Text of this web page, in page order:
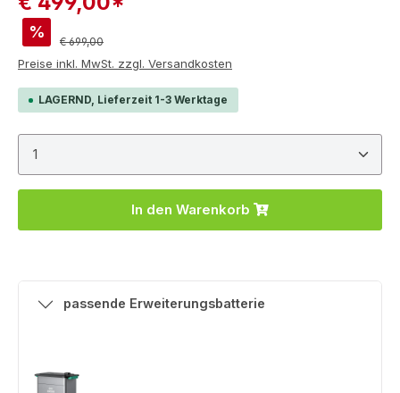
% Regulärer Preis:
€ 699,00
Preise inkl. MwSt. zzgl. Versandkosten
LAGERND, Lieferzeit 1-3 Werktage
Produkt Anzahl: Gib den gewünschten Wert ein
In den Warenkorb
passende Erweiterungsbatterie